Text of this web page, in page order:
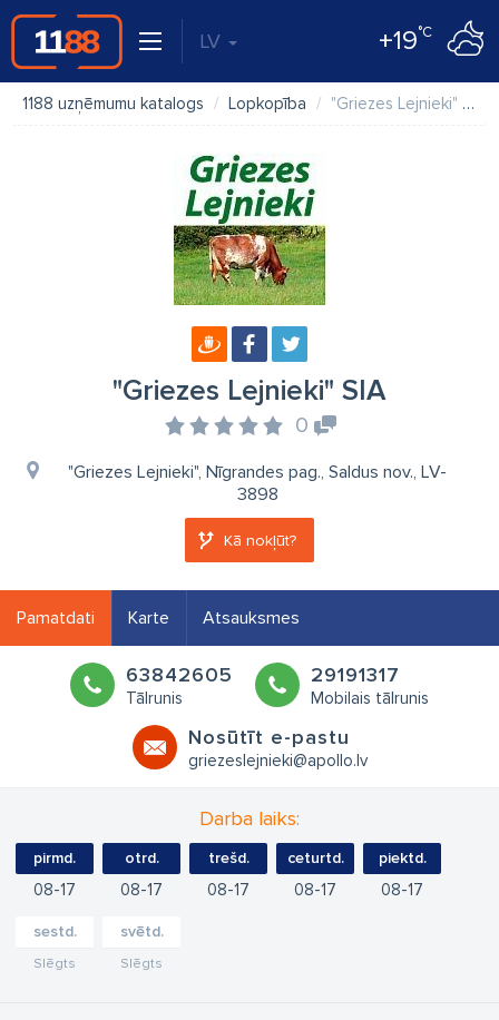
LV +19°C
1188 uzņēmumu katalogs Lopkopība "Griezes Lejnieki" SIA
"Griezes Lejnieki" SIA
0
"Griezes Lejnieki", Nīgrandes pag., Saldus nov., LV-
3898
Kā nokļūt?
Pamatdati Karte Atsauksmes
63842605
Tālrunis
29191317
Mobilais tālrunis
Nosūtīt e-pastu
griezeslejnieki@apollo.lv
Darba laiks:
pirmd.
08 17
otrd.
08 17
trešd.
08 17
ceturtd.
08 17
piektd.
08 17
sestd.
Slēgts
svētd.
Slēgts